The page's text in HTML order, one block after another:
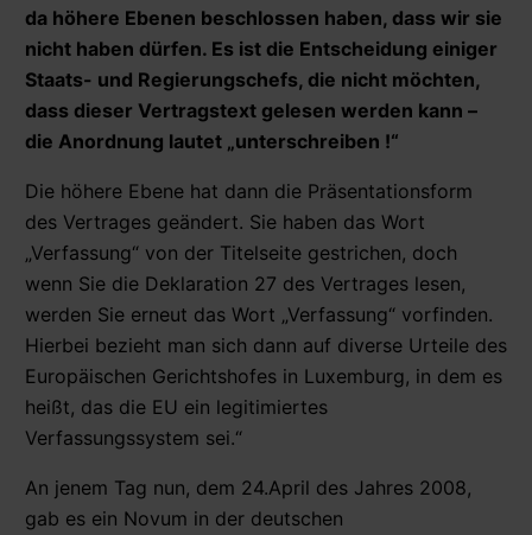
da höhere Ebenen beschlossen haben, dass wir sie
nicht haben dürfen. Es ist die Entscheidung einiger
Staats- und Regierungschefs, die nicht möchten,
dass dieser Vertragstext gelesen werden kann –
die Anordnung lautet „unterschreiben !“
Die höhere Ebene hat dann die Präsentationsform
des Vertrages geändert. Sie haben das Wort
„Verfassung“ von der Titelseite gestrichen, doch
wenn Sie die Deklaration 27 des Vertrages lesen,
werden Sie erneut das Wort „Verfassung“ vorfinden.
Hierbei bezieht man sich dann auf diverse Urteile des
Europäischen Gerichtshofes in Luxemburg, in dem es
heißt, das die EU ein legitimiertes
Verfassungssystem sei.“
An jenem Tag nun, dem 24.April des Jahres 2008,
gab es ein Novum in der deutschen